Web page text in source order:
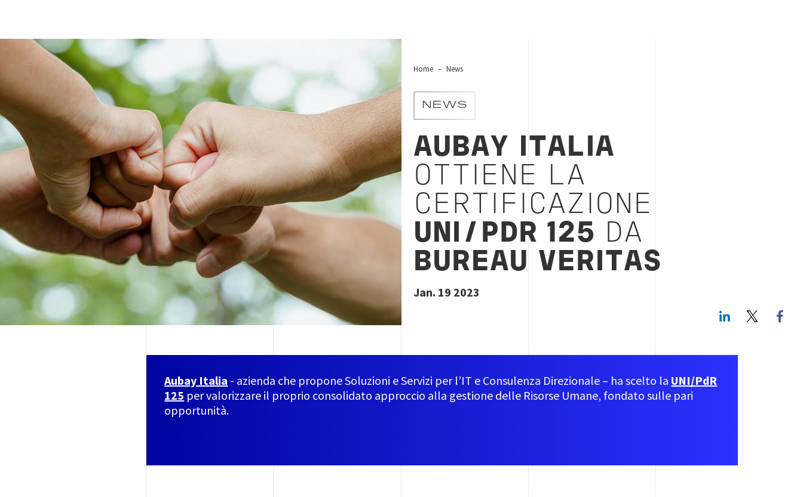
mani-diversity-inclusion-1920-1080
Home News
NEWS
AUBAY ITALIA
OTTIENE LA
CERTIFICAZIONE
UNI/PDR 125 DA
BUREAU VERITAS
Jan. 19 2023
LinkedIn
Aubay Italia - azienda che propone Soluzioni e Servizi per l’IT e Consulenza Direzionale – ha scelto la UNI/PdR
125 per valorizzare il proprio consolidato approccio alla gestione delle Risorse Umane, fondato sulle pari
opportunità.